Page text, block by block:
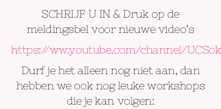
SCHRIJF U IN & Druk op de
meldingsbel voor nieuwe video’s
https://ww.youtube.com/channel/
Durf je het alleen nog niet aan, dan
hebben we ook nog leuke workshops
die je kan volgen: